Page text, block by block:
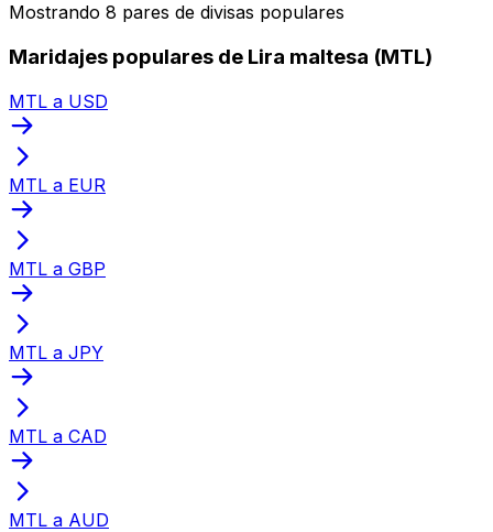
Mostrando 8 pares de divisas populares
Maridajes populares de Lira maltesa (MTL)
MTL a USD
MTL a EUR
MTL a GBP
MTL a JPY
MTL a CAD
MTL a AUD